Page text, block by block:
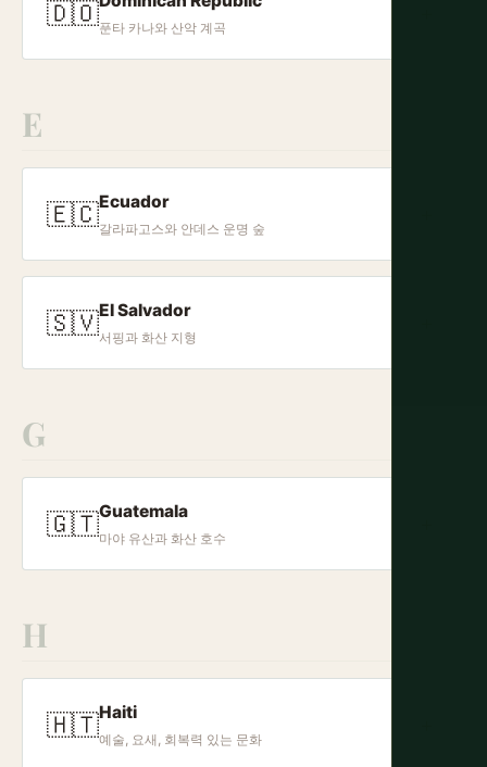
🇩🇴푼타 카나와 산악 계곡
E
🇪🇨Ecuador
갈라파고스와 안데스 운명 숲
🇸🇻El Salvador
서핑과 화산 지형
G
🇬🇹Guatemala
마야 유산과 화산 호수
H
🇭🇹Haiti
예술, 요새, 회복력 있는 문화